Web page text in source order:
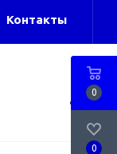
Контакты
0
0